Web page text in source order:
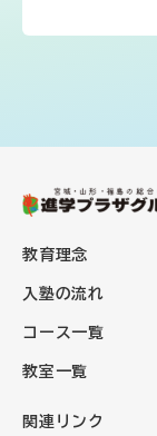
教育理念
入塾の流れ
コース一覧
教室一覧
関連リンク